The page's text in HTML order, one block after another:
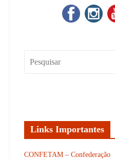
Links Importantes
CONFETAM – Confederação